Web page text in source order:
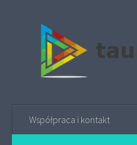
Współpraca i kontakt